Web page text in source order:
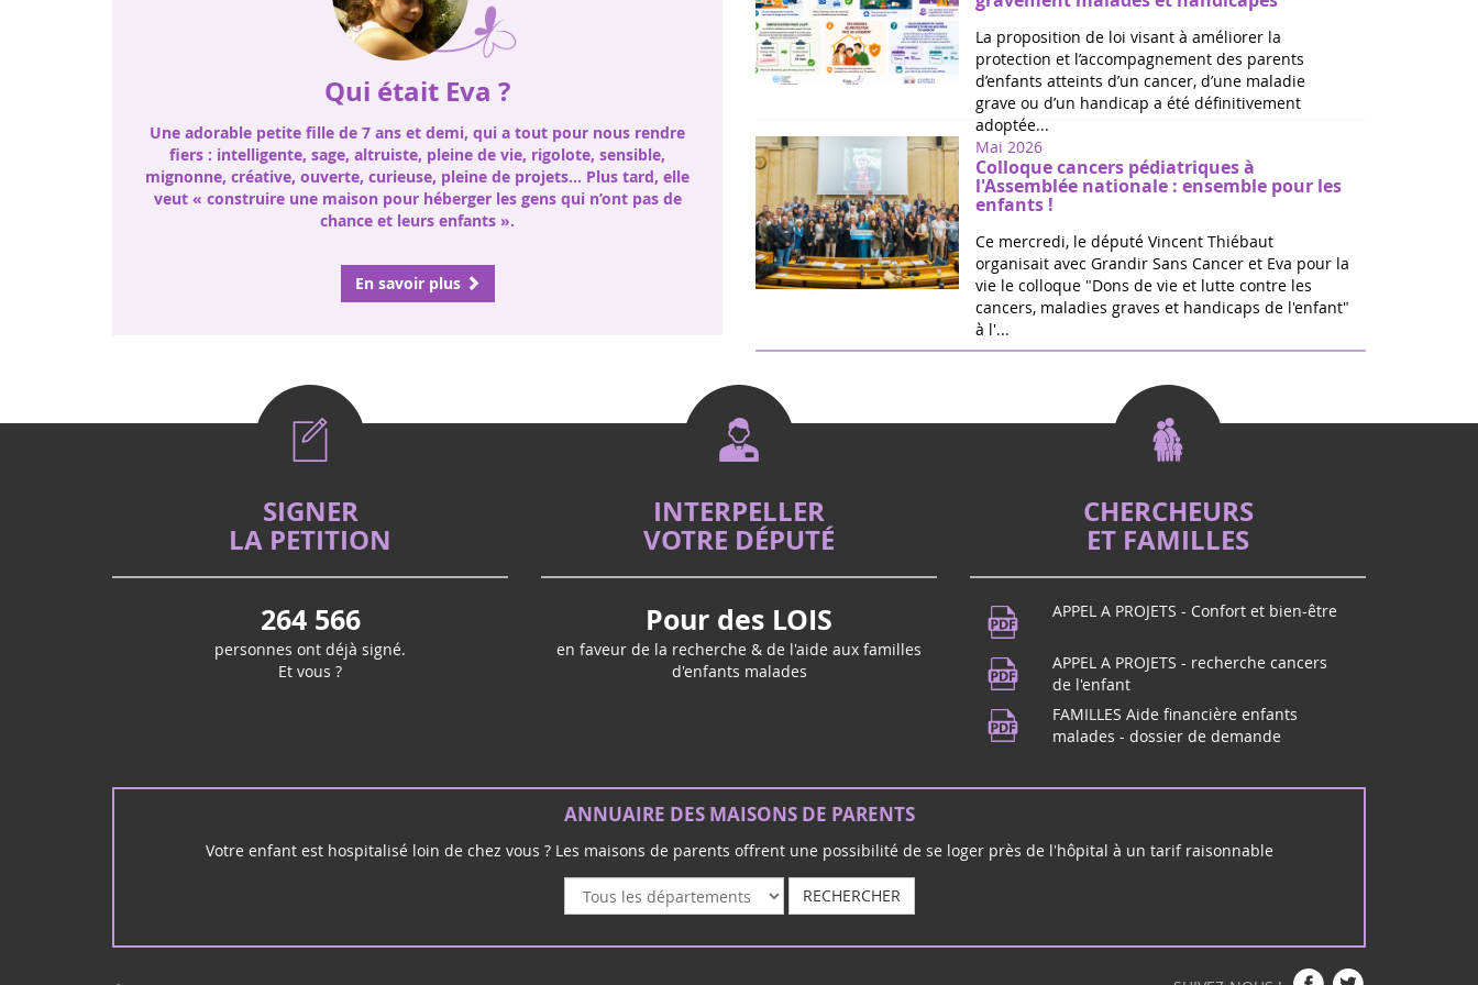
Qui était Eva ?
Une adorable petite fille de 7 ans et demi, qui a tout pour nous rendre
fiers : intelligente, sage, altruiste, pleine de vie, rigolote, sensible,
mignonne, créative, ouverte, curieuse, pleine de projets… Plus tard, elle
veut « construire une maison pour héberger les gens qui n’ont pas de
chance et leurs enfants ».
En savoir plus
La proposition de loi visant à améliorer la
protection et l’accompagnement des parents
d’enfants atteints d’un cancer, d’une maladie
grave ou d’un handicap a été définitivement
adoptée...
Mai 2026
Colloque cancers pédiatriques à
l'Assemblée nationale : ensemble pour les
enfants !
Ce mercredi, le député Vincent Thiébaut
organisait avec Grandir Sans Cancer et Eva pour la
vie le colloque "Dons de vie et lutte contre les
cancers, maladies graves et handicaps de l'enfant"
à l'...
SIGNER
LA PETITION
264 566
personnes ont déjà signé.
Et vous ?
INTERPELLER
VOTRE DÉPUTÉ
Pour des LOIS
en faveur de la recherche & de l'aide aux familles
d'enfants malades
CHERCHEURS
ET FAMILLES
APPEL A PROJETS - Confort et bien-être
APPEL A PROJETS - recherche cancers
de l'enfant
FAMILLES Aide financière enfants
malades - dossier de demande
ANNUAIRE DES MAISONS DE PARENTS
Votre enfant est hospitalisé loin de chez vous ? Les maisons de parents offrent une possibilité de se loger près de l'hôpital à un tarif raisonnable
RECHERCHER